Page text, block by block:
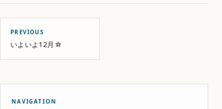
PREVIOUS
いよいよ12月☆
NAVIGATION